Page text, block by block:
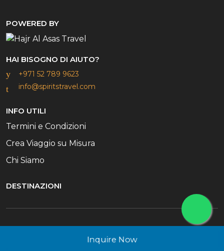
POWERED BY
HAI BISOGNO DI AIUTO?
+971 52 789 9623
info@spiritstravel.com
INFO UTILI
Termini e Condizioni
Crea Viaggio su Misura
Chi Siamo
DESTINAZIONI
Inquire Now